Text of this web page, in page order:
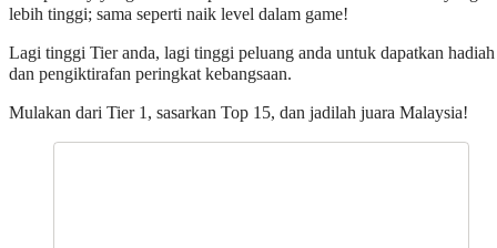
lebih tinggi; sama seperti naik level dalam game!
Lagi tinggi Tier anda, lagi tinggi peluang anda untuk dapatkan hadiah
dan pengiktirafan peringkat kebangsaan.
Mulakan dari Tier 1, sasarkan Top 15, dan jadilah juara Malaysia!